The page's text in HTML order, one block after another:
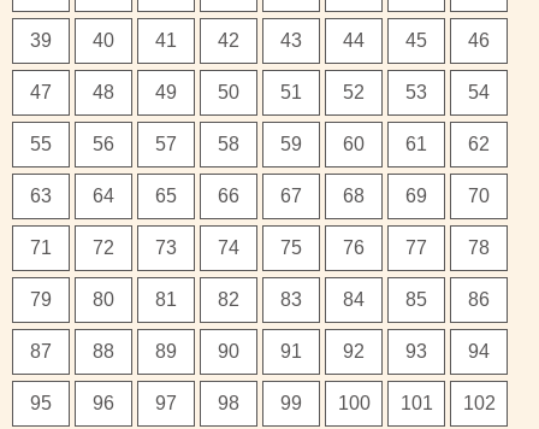
39 40 41 42 43 44 45 46
47 48 49 50 51 52 53 54
55 56 57 58 59 60 61 62
63 64 65 66 67 68 69 70
71 72 73 74 75 76 77 78
79 80 81 82 83 84 85 86
87 88 89 90 91 92 93 94
95 96 97 98 99 100 101 102